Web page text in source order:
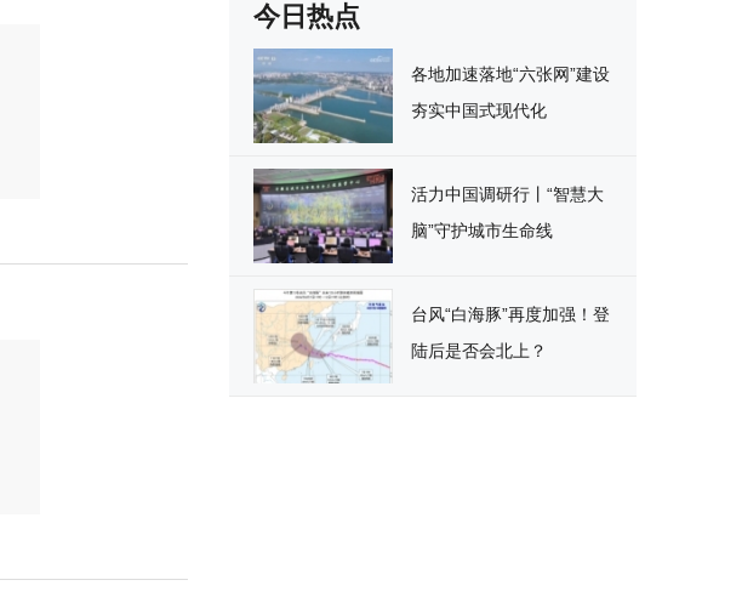
今日热点
各地加速落地“六张网”建设
夯实中国式现代化
活力中国调研行丨“智慧大
脑”守护城市生命线
台风“白海豚”再度加强！登
陆后是否会北上？